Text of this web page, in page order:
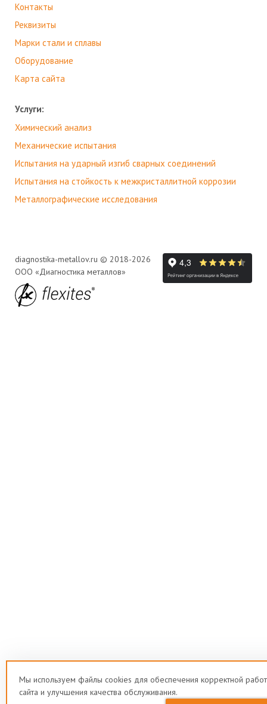
Контакты
Реквизиты
Марки стали и сплавы
Оборудование
Карта сайта
Услуги:
Химический анализ
Механические испытания
Испытания на ударный изгиб сварных соединений
Испытания на стойкость к межкристаллитной коррозии
Металлографические исследования
diagnostika-metallov.ru © 2018-2026
ООО «Диагностика металлов»
Мы используем файлы cookies для обеспечения корректной
сайта и улучшения качества обслуживания.